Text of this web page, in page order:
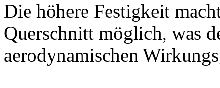
Die höhere Festigkeit
Querschnitt möglich, was
aerodynamischen